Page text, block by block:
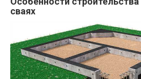
сваях